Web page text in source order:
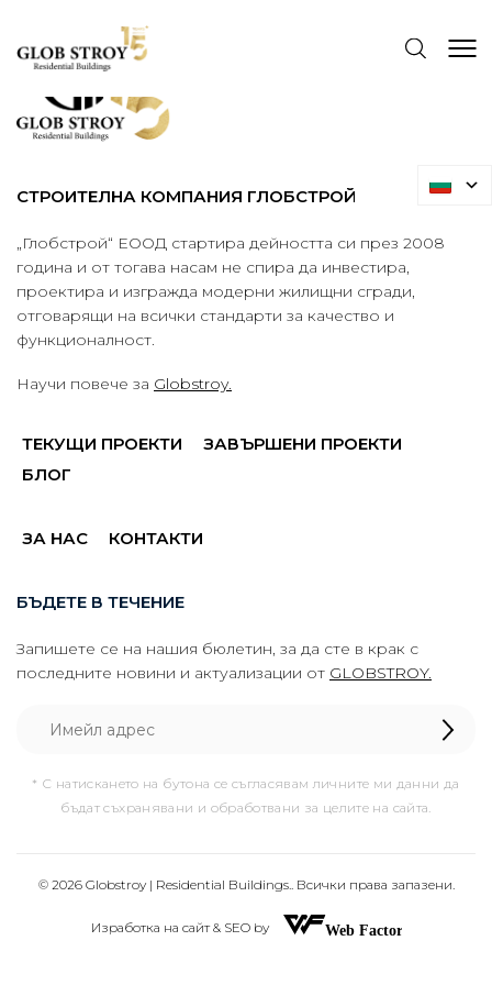
СТРОИТЕЛНА КОМПАНИЯ ГЛОБСТРОЙ
„Глобстрой“ ЕООД стартира дейността си през 2008
година и от тогава насам не спира да инвестира,
проектира и изгражда модерни жилищни сгради,
отговарящи на всички стандарти за качество и
функционалност.
Научи повече за Globstroy.
ТЕКУЩИ ПРОЕКТИ
ЗАВЪРШЕНИ ПРОЕКТИ
БЛОГ
ЗА НАС КОНТАКТИ
БЪДЕТЕ В ТЕЧЕНИЕ
Запишете се на нашия бюлетин, за да сте в крак с
последните новини и актуализации от GLOBSTROY.
* С натискането на бутона се съгласявам личните ми данни да
бъдат съхранявани и обработвани за целите на сайта.
© 2026 Globstroy | Residential Buildings.. Всички права запазени.
Изработка на сайт & SEO by